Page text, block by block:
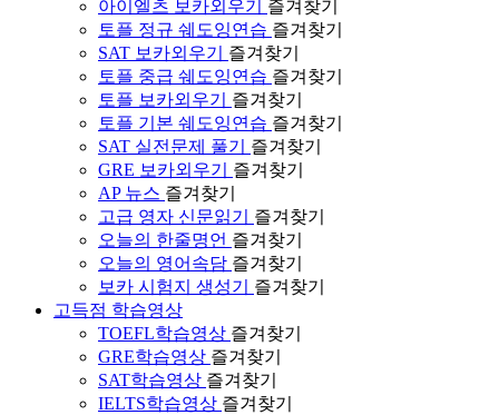
아이엘츠 보카외우기
즐겨찾기
토플 정규 쉐도잉연습 즐겨찾기
SAT 보카외우기
즐겨찾기
토플 중급 쉐도잉연습 즐겨찾기
토플 보카외우기
즐겨찾기
토플 기본 쉐도잉연습 즐겨찾기
SAT 실전문제 풀기
즐겨찾기
GRE 보카외우기
즐겨찾기
AP 뉴스 즐겨찾기
고급 영자 신문읽기
즐겨찾기
오늘의 한줄명언 즐겨찾기
오늘의 영어속담 즐겨찾기
보카 시험지 생성기
즐겨찾기
고득점 학습영상
TOEFL학습영상 즐겨찾기
GRE학습영상 즐겨찾기
SAT학습영상 즐겨찾기
IELTS학습영상 즐겨찾기